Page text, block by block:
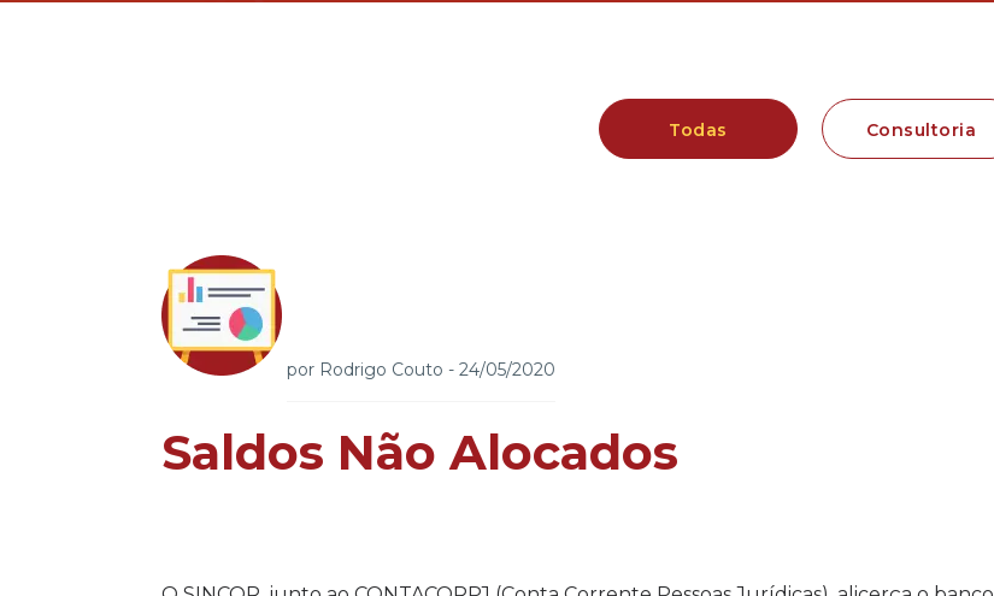
Todas Consultoria
por Rodrigo Couto -24/05/2020
Saldos Não Alocados